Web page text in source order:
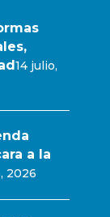
14 julio,
a la
2026